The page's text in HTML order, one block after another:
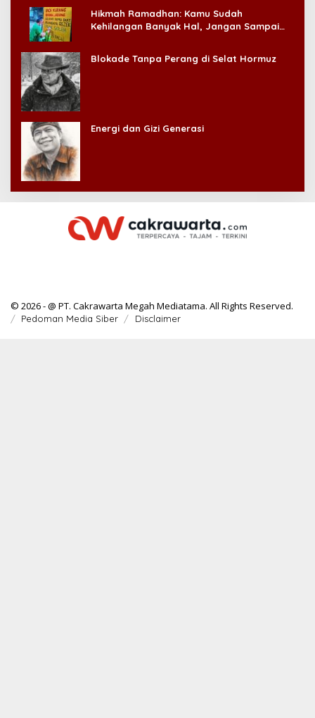
Hikmah Ramadhan: Kamu Sudah
Kehilangan Banyak Hal, Jangan Sampai
Blokade Tanpa Perang di Selat Hormuz
Energi dan Gizi Generasi
© 2026 - @ PT. Cakrawarta Megah Mediatama. All Rights Reserved.
Pedoman Media Siber Disclaimer